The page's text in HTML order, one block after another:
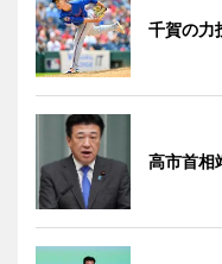
千賀の
高市首相